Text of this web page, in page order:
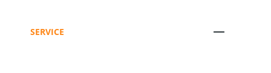
SERVICE